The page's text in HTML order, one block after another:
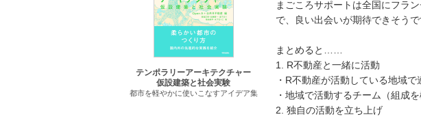
まごころサポートは全国にフラ
で、良い出会いが期待できそうで
まとめると……
1. R不動産と一緒に活動
・R不動産が活動している地域
・地域で活動するチーム（組成
2. 独自の活動を立ち上げ
テンポラリーアーキテクチャー
仮設建築と社会実験
都市を軽やかに使いこなすアイデア集